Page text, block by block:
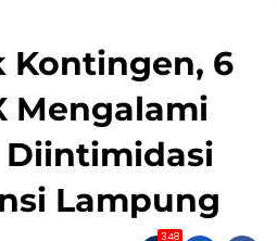
Kontingen, 6
Mengalami
Diintimidasi
Lampung
348